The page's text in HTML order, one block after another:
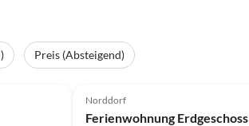
Preis (Absteigend)
Norddorf
Ferienwohnung Erdgeschoss